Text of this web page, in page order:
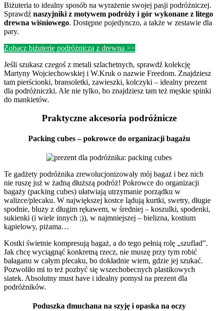
Biżuteria to idealny sposób na wyrażenie swojej pasji podróżniczej.
Sprawdź naszyjniki z motywem podróży i gór wykonane z litego
drewna wiśniowego. Dostępne pojedynczo, a także w zestawie dla
pary.
Zobacz biżuterię podróżniczą z drewna >>
Jeśli szukasz czegoś z metali szlachetnych, sprawdź kolekcję
Martyny Wojciechowskiej i W.Kruk o nazwie Freedom. Znajdziesz
tam pierścionki, bransoletki, zawieszki, kolczyki – idealny prezent
dla podróżniczki. Ale nie tylko, bo znajdziesz tam też męskie spinki
do mankietów.
Praktyczne akcesoria podróżnicze
Packing cubes – pokrowce do organizacji bagażu
Te gadżety podróżnika zrewolucjonizowały mój bagaż i bez nich
nie ruszę już w żadną dłuższą podróż! Pokrowce do organizacji
bagaży (packing cubes) ułatwiają utrzymanie porządku w
walizce/plecaku. W największej kostce lądują kurtki, swetry, długie
spodnie, bluzy z długim rękawem, w średniej – koszulki, spodenki,
sukienki (i wiele innych ;)), w najmniejszej – bielizna, kostium
kąpielowy, piżama…
Kostki świetnie kompresują bagaż, a do tego pełnią rolę „szuflad”.
Jak chcę wyciągnąć konkretną rzecz, nie muszę przy tym robić
bałaganu w całym plecaku, bo dokładnie wiem, gdzie jej szukać.
Pozwoliło mi to też pozbyć się wszechobecnych plastikowych
siatek. Absolutny must have i idealny pomysł na prezent dla
podróżników.
Poduszka dmuchana na szyję i opaska na oczy